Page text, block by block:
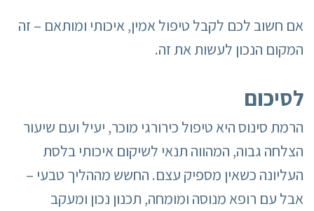
אם חשוב לכם לקבל טיפול אמין, איכותי ומותאם – זה
המקום הנכון לעשות את זה.
לסיכום
הרמת סינוס היא טיפול כירורגי מוכר, יעיל ועם שיעור
הצלחה גבוה, המהווה תנאי לשיקום איכותי בלסת
העליונה כשאין מספיק עצם. החשש מההליך טבעי –
אבל עם רופא מנוסה ומומחה, תכנון נכון ומעקב